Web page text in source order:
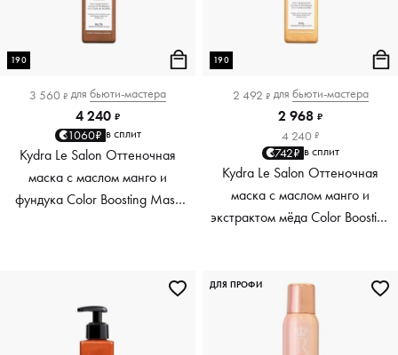
190
3 560 ₽ для бьюти-мастера
4 240 ₽
1060₽ в сплит
Kydra Le Salon Оттеночная
маска с маслом манго и
фундука Color Boosting Mask
190
2 492 ₽ для бьюти-мастера
2 968 ₽
4 240 ₽
742₽ в сплит
Kydra Le Salon Оттеночная
маска с маслом манго и
экстрактом мёда Color Boosting
ДЛЯ ПРОФИ